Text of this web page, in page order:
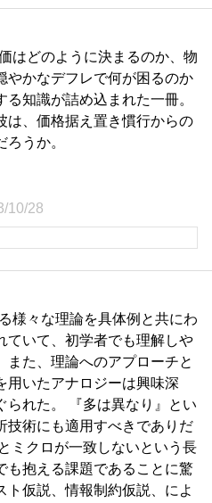
はどのように決まるのか、物
やかなデフレで何が困るのか
る知識が詰め込まれた一冊。
は、価格据え置き慣行からの
うか。
10/28
様々な理論を具体例と共にわ
ていて、初学者でも理解しや
また、理論へのアプローチと
用いたアナロジーは興味深
られた。 『多は異なり』とい
技術にも適用すべきでありだ
ミクロが一致しないという長
も抱える課題であることに驚
ト仮説、情報制約仮説、によ